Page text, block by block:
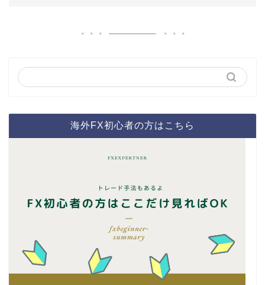
海外FX初心者の方はこちら